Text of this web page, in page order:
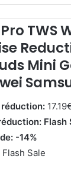
TWS
Mini
Flash
-14%
Flash Sale